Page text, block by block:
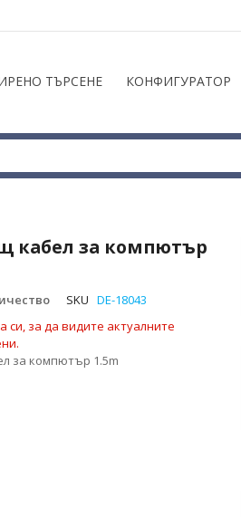
ТЪРСЕНЕ КОНФИГУРАТОР
кабел за компютър
SKU DE-18043
си, за да видите актуалните
за компютър 1.5m